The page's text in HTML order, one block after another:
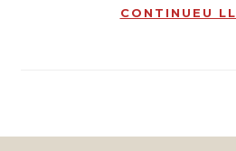
CONTINUEU